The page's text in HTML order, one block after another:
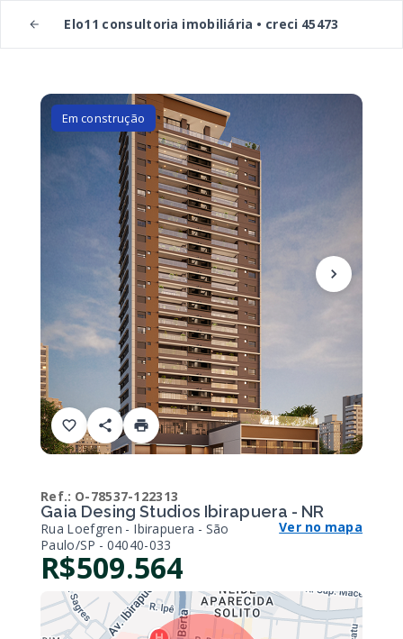
Elo11 consultoria imobiliária • creci 45473
Em construção
Ref.: O-78537-122313
Gaia Desing Studios Ibirapuera - NR
Rua Loefgren - Ibirapuera - São
Paulo/SP - 04040-033
Ver no mapa
R$509.564